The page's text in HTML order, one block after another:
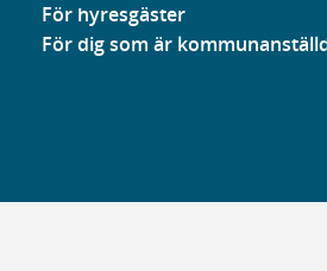
För hyresgäster
För dig som är